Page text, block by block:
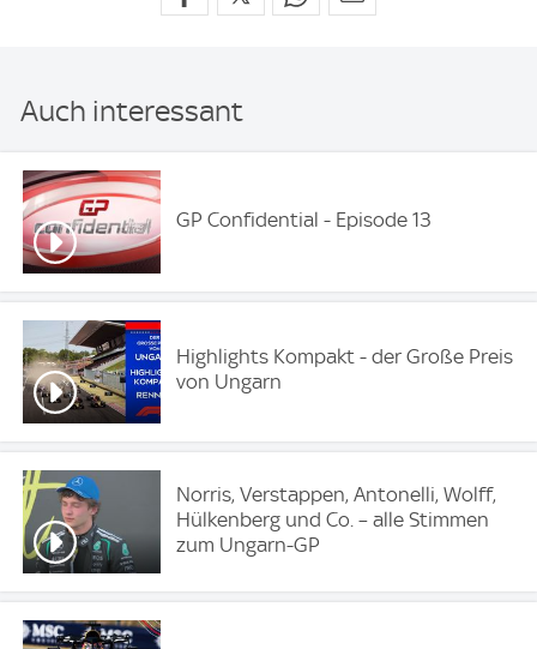
Auch interessant
GP Confidential - Episode 13
Highlights Kompakt - der Große Preis
von Ungarn
Norris, Verstappen, Antonelli, Wolff,
Hülkenberg und Co. – alle Stimmen
zum Ungarn-GP